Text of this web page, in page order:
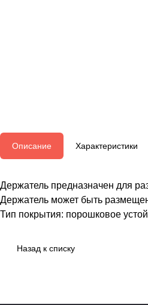
Описание Характеристики
Держатель предназначен для
Держатель может быть
Тип покрытия: порошковое
Назад к списку